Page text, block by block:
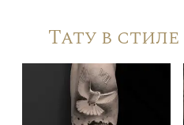
Тату в стиле